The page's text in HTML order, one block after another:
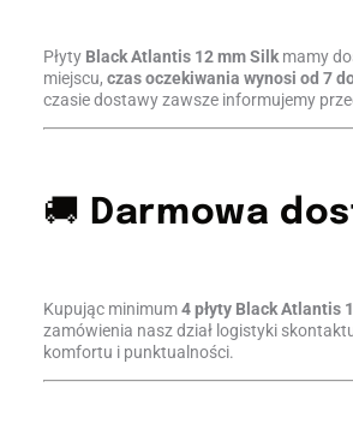
Płyty Black Atlantis 12 mm Silk mamy
miejscu, czas oczekiwania wynosi od 7
czasie dostawy zawsze informujemy
🚚 Darmowa
Kupując minimum4 płyty Black Atlantis
zamówienia nasz dział logistyki
komfortu i punktualności.